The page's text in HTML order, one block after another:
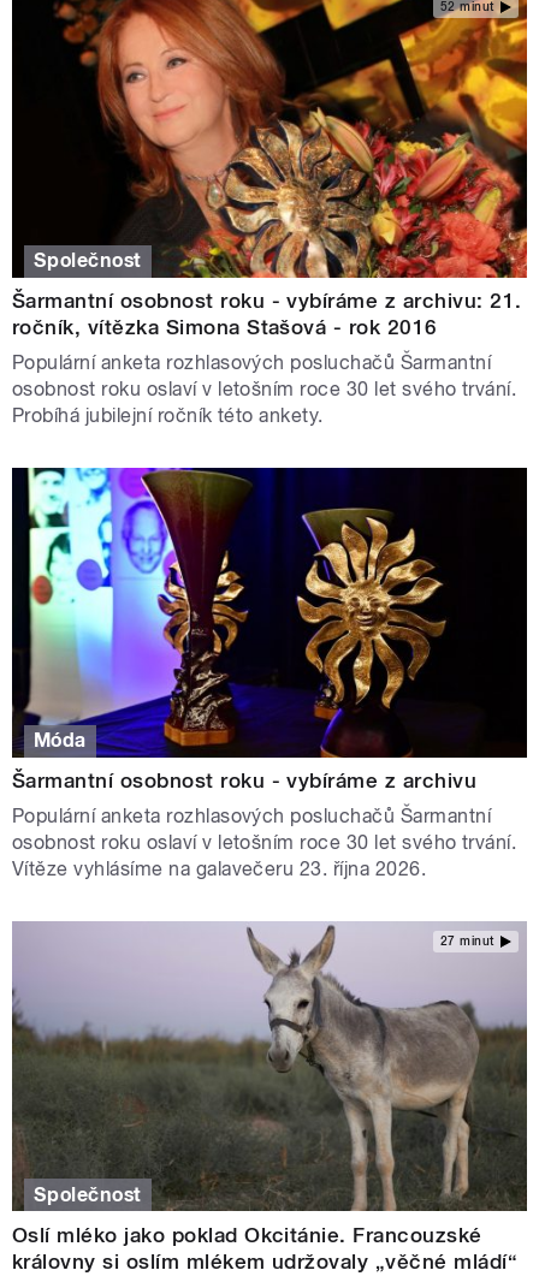
52 minut
Společnost
Šarmantní osobnost roku - vybíráme z archivu: 21.
ročník, vítězka Simona Stašová - rok 2016
Populární anketa rozhlasových posluchačů Šarmantní
osobnost roku oslaví v letošním roce 30 let svého trvání.
Probíhá jubilejní ročník této ankety.
Móda
Šarmantní osobnost roku - vybíráme z archivu
Populární anketa rozhlasových posluchačů Šarmantní
osobnost roku oslaví v letošním roce 30 let svého trvání.
Vítěze vyhlásíme na galavečeru 23. října 2026.
27 minut
Společnost
Oslí mléko jako poklad Okcitánie. Francouzské
královny si oslím mlékem udržovaly „věčné mládí“